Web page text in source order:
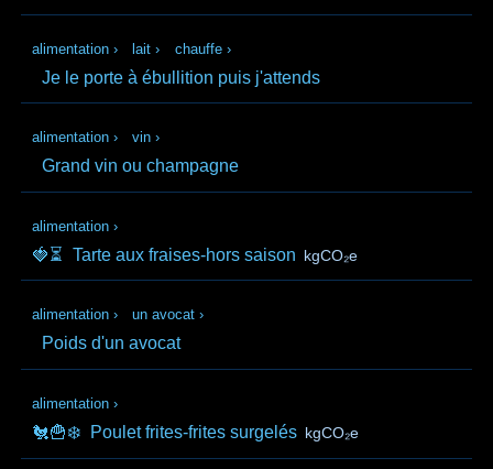
alimentation › lait › chauffe ›
Je le porte à ébullition puis j'attends
alimentation › vin ›
Grand vin ou champagne
alimentation ›
🍓⏳ Tarte aux fraises-hors saison kgCO₂e
alimentation › un avocat ›
Poids d'un avocat
alimentation ›
🐔🍟❄️ Poulet frites-frites surgelés kgCO₂e